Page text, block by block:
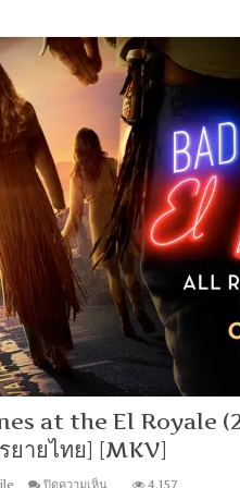
Times
The
El
Royale
(2018)
ห้วง
วิกฤต
ที่
เอล
โร
แยล
[พากย์
ไทย
เสียง
อังกฤษ
DTS]
[บรรยาย
ไทย
อังกฤษ]
[MASTER]
[MKV]
at the El Royale
ยายไทย] [MKV]
ปิดความเห็นบน 4,157